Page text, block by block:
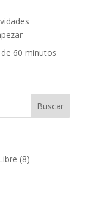
60 minutos
(8)